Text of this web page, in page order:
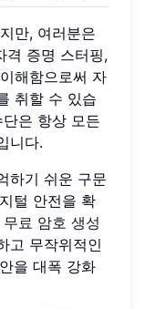
만, 여러분은
격 증명 스터핑,
해함으로써 자
취할 수 있습
은 항상 모든
니다.
하기 쉬운 구문
털 안전을 확
무료 암호 생성
고 무작위적인
을 대폭 강화